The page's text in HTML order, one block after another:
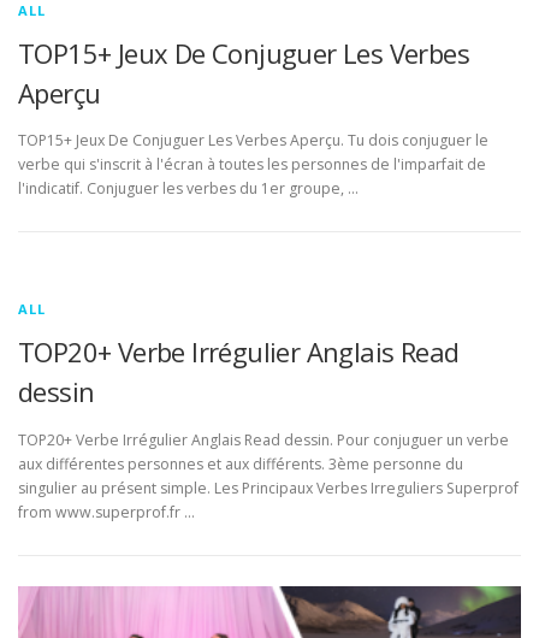
ALL
TOP15+ Jeux De Conjuguer Les Verbes
Aperçu
TOP15+ Jeux De Conjuguer Les Verbes Aperçu. Tu dois conjuguer le
verbe qui s'inscrit à l'écran à toutes les personnes de l'imparfait de
l'indicatif. Conjuguer les verbes du 1er groupe, …
ALL
TOP20+ Verbe Irrégulier Anglais Read
dessin
TOP20+ Verbe Irrégulier Anglais Read dessin. Pour conjuguer un verbe
aux différentes personnes et aux différents. 3ème personne du
singulier au présent simple. Les Principaux Verbes Irreguliers Superprof
from www.superprof.fr …